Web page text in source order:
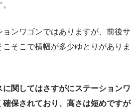
ンワゴンではありますが、前後サ
そこで横幅が多少ゆとりがありま
に関してはさすがにステーションワ
確保されており、高さは短めですが